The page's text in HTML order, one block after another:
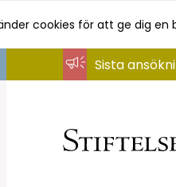
cookies för att ge dig
Sista